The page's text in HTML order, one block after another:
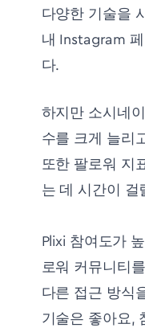
다양한 기술을
내 Instagram
다.
하지만 소시네
수를 크게 늘리
또한 팔로워 지
는 데 시간이 걸
Plixi 참여도가
로워 커뮤니티
다른 접근 방식
기술은 좋아요,